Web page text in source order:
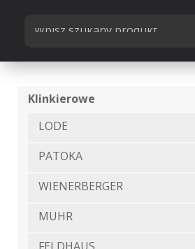
Klinkierowe
LODE
PATOKA
WIENERBERGER
MUHR